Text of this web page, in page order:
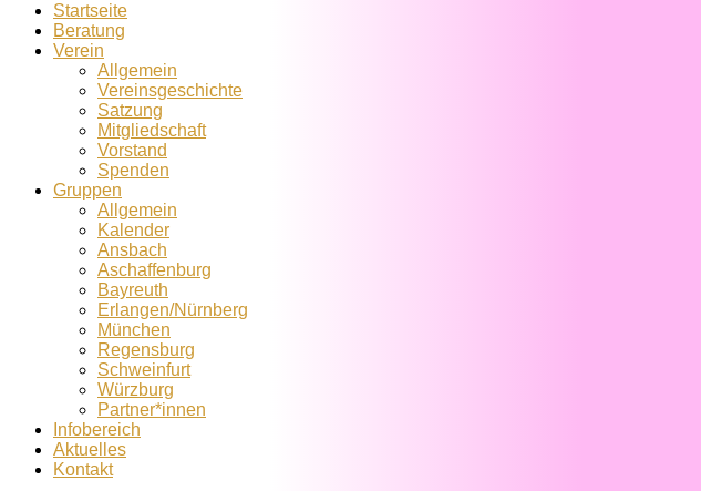
Startseite
Beratung
Verein
Allgemein
Vereins­geschichte
Satzung
Mitglied­schaft
Vorstand
Spenden
Gruppen
Allgemein
Kalender
Ansbach
Aschaffenburg
Bayreuth
Erlangen/Nürnberg
München
Regensburg
Schweinfurt
Würzburg
Partner*innen
Infobereich
Aktuelles
Kontakt